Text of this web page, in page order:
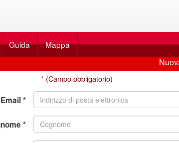
Guida Mappa
* (Campo obbligatorio)
Email *
*